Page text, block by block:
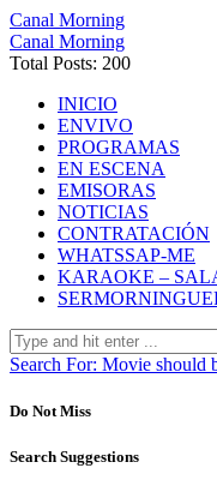
Canal Morning
Canal Morning
Total Posts: 200
INICIO
ENVIVO
PROGRAMAS
EN ESCENA
EMISORAS
NOTICIAS
CONTRATACIÓN
WHATSSAP-ME
KARAOKE –
Search For: Movie should
Do Not Miss
Search Suggestions